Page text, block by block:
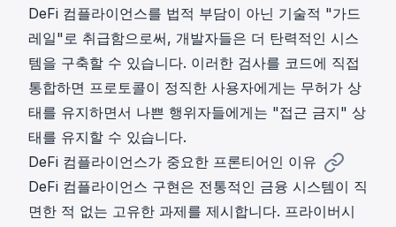
DeFi 컴플라이언스를 법적 부담이 아닌 기술적 "가드
레일"로 취급함으로써, 개발자들은 더 탄력적인 시스
템을 구축할 수 있습니다. 이러한 검사를 코드에 직접
통합하면 프로토콜이 정직한 사용자에게는 무허가 상
태를 유지하면서 나쁜 행위자들에게는 "접근 금지" 상
태를 유지할 수 있습니다.
DeFi 컴플라이언스가 중요한 프론티어인 이유
DeFi 컴플라이언스 구현은 전통적인 금융 시스템이 직
면한 적 없는 고유한 과제를 제시합니다. 프라이버시